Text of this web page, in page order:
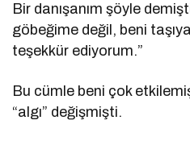
Bir danışanım şöyle
göbeğime değil, beni
teşekkür ediyorum.”
Bu cümle beni çok
“algı” değişmişti.